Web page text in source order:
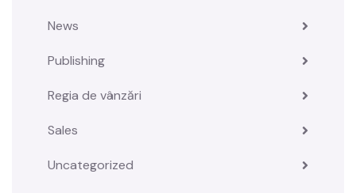
News
Publishing
Regia de vânzări
Sales
Uncategorized